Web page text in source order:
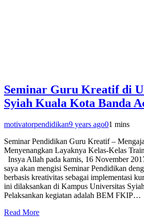
Seminar Guru Kreatif di
Syiah Kuala Kota Banda
motivatorpendidikan9 years ago01 mins
Seminar Pendidikan Guru Kreatif –
Menyenangkan Layaknya Kelas-Kelas
Insya Allah pada kamis, 16 November
saya akan mengisi Seminar Pendidikan
berbasis kreativitas sebagai implementasi
ini dilaksankan di Kampus Universitas
Pelaksankan kegiatan adalah BEM FKIP…
Read More